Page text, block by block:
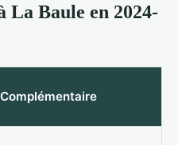
La Baule en 2024-
Complémentaire